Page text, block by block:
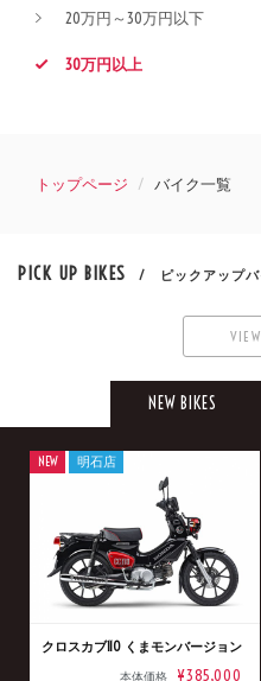
20万円～30万円以下
30万円以上
トップページ バイク一覧
PICK UP BIKES / ピックアップバ
NEW BIKES
クロスカブ110 くまモンバージョン
本体価格 ¥385,000
NEW 明石店